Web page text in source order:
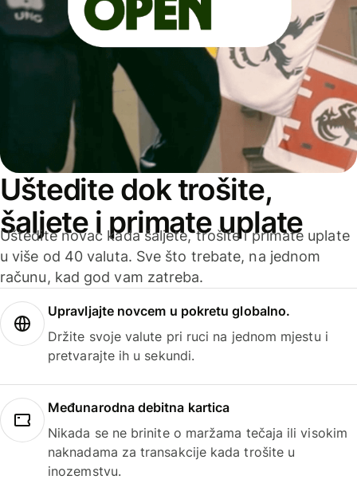
Uštedite dok trošite,
šaljete i primate uplate
Uštedite novac kada šaljete, trošite i primate uplate
u više od 40 valuta. Sve što trebate, na jednom
računu, kad god vam zatreba.
Upravljajte novcem u pokretu globalno.
Držite svoje valute pri ruci na jednom mjestu i
pretvarajte ih u sekundi.
Međunarodna debitna kartica
Nikada se ne brinite o maržama tečaja ili visokim
naknadama za transakcije kada trošite u
inozemstvu.